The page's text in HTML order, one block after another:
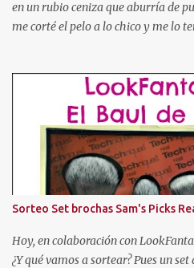
en un rubio ceniza que aburría de
me corté el pelo a lo chico y me lo
rosa, verde, etc). Tuve el pelo
marrón chocolate, con mechas de
oscuras, con las puntas más claras,
experimentar y jugar con mi pelo,
y dejarlo de "su color". Pero como
color de pelo es SOSO, así que algo
descubrí un producto que se
Cristal Soleil de Garnier Empecé a
aclarándome el cabello. Pero hace
Sorteo Set brochas Sam's Picks
Hoy, en colaboración con
¿Y qué vamos a sortear? Pues un